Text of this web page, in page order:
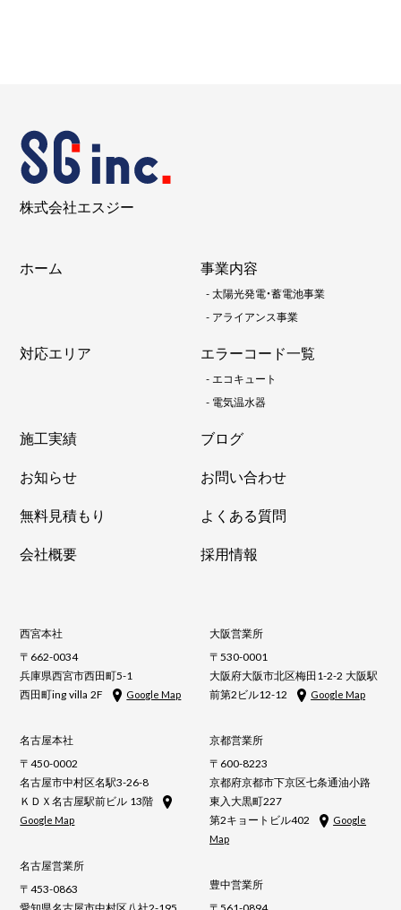
株式会社エスジー
ホーム 事業内容
-太陽光発電・蓄電池事業
- アライアンス事業
対応エリア エラーコード一覧
-エコキュート
- 電気温水器
施工実績
ブログ
お知らせ
お問い合わせ
無料見積もり
よくある質問
会社概要
採用情報
西宮本社
〒662-0034
兵庫県西宮市西田町5-1
西田町ing villa 2F
Google Map
名古屋本社
〒450-0002
名古屋市中村区名駅3-26-8
ＫＤＸ名古屋駅前ビル 13階
Google Map
名古屋営業所
〒453-0863
大阪営業所
〒530-0001
大阪府大阪市北区梅田1-2-2 大阪駅
前第2ビル12-12
Google Map
京都営業所
〒600-8223
京都府京都市下京区七条通油小路
東入大黒町227
第2キョートビル402
Google
Map
豊中営業所